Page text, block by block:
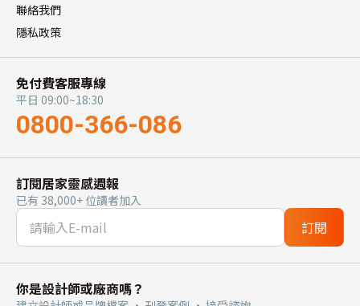
聯絡我們
隱私政策
免付費客服專線
平日 09:00~18:30
0800-366-086
訂閱居家靈感週報
已有 38,000+ 位讀者加入
訂閱
你是設計師或廠商嗎？